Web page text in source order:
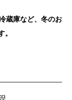
蔵庫など、冬のお